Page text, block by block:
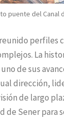
puente del Canal
La
de sus
dirección,
de largo
de Sener